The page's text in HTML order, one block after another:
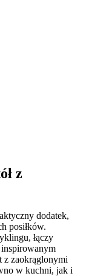
z
dodatek,
posiłków.
łączy
z zaokrąglonymi
w kuchni, jak i